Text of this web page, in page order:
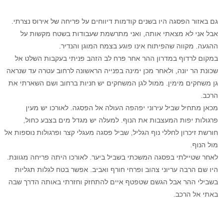
גם באזור הפסגה היו בשנים קודמות דיווחים על פריחה של אירוס נצרתי.
אבל אני לא מצאתי אותה, ואני מתרשמת שעבודות בשטח מקשות על
ההגעה. מקווה שהפיתוח אינו פוגע בצמח המוגן והנדיר.
במקום לרדוף במדרון ההר אחר פרח לב הזהב פניתי בעקבות השלט אל
שכונת הר יונה, ולאחר מכן ימינה בפנייה הראשונה לרחוב עטרה עד שנראה
גן משחקים מימין. ממול לגן המשחקים יש חניות ברחוב ושם השארתי את
הרכב.
מכאן מתחיל שביל עירוני יפהפה העולה אל הפסגה. לאורכו יש מעין
פרגולות יפות המעצבות את הנוף. למעלה יש מגדל מים בצבע כחול,
חורשת זיכרון לחללי נוף הגליל, שביל פסגה מעגלי קצר ופרגולות נוספות אל
מול הנוף.
לאחר שטיילתי בפסגה המשכתי בשביל ביער. לאורכו היתה פריחה מגוונת.
היו שם הרבה עריוני צהוב ופרחי חורף ואביב. אפשר בטח לגלות תגליות
בשבילי ההר אבל הגשם שטפטף איים להתחזק וחזרתי באותה הדרך שבה
באתי אל הרכב.